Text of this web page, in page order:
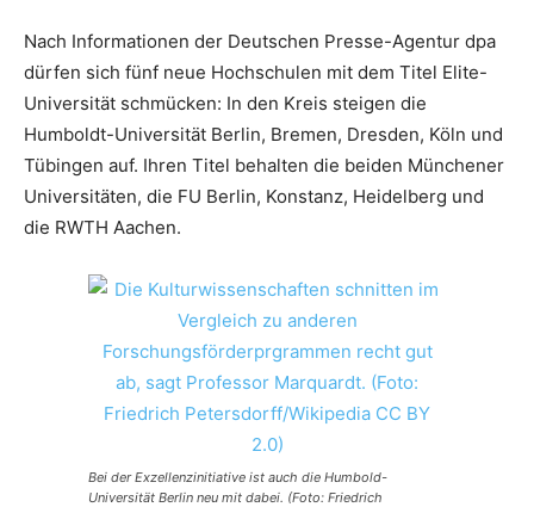
Nach Informationen der Deutschen Presse-Agentur dpa
dürfen sich fünf neue Hochschulen mit dem Titel Elite-
Universität schmücken: In den Kreis steigen die
Humboldt-Universität Berlin, Bremen, Dresden, Köln und
Tübingen auf. Ihren Titel behalten die beiden Münchener
Universitäten, die FU Berlin, Konstanz, Heidelberg und
die RWTH Aachen.
Bei der Exzellenzinitiative ist auch die Humbold-
Universität Berlin neu mit dabei. (Foto: Friedrich